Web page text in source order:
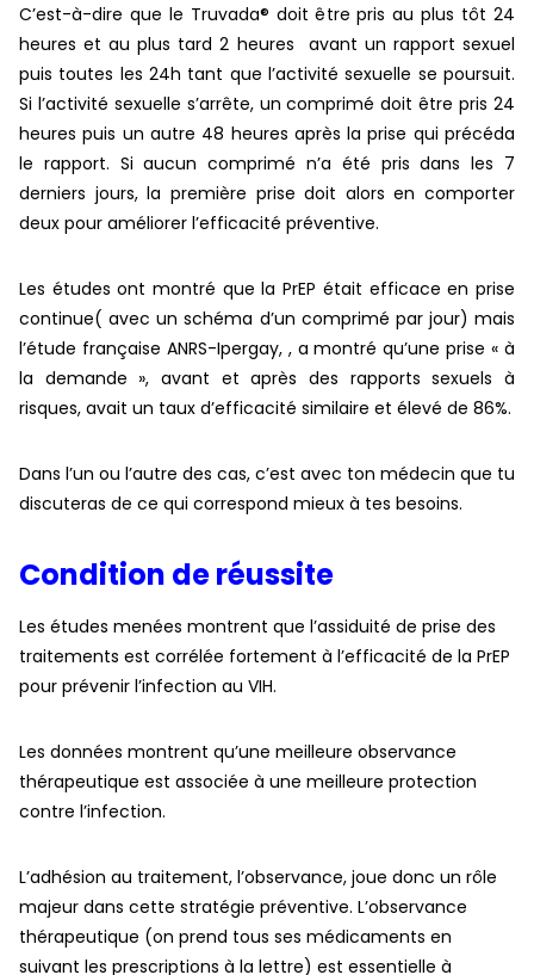
C’est-à-dire que le Truvada® doit être pris au plus tôt 24
heures et au plus tard 2 heures avant un rapport sexuel
puis toutes les 24h tant que l’activité sexuelle se poursuit.
Si l’activité sexuelle s’arrête, un comprimé doit être pris 24
heures puis un autre 48 heures après la prise qui précéda
le rapport. Si aucun comprimé n’a été pris dans les 7
derniers jours, la première prise doit alors en comporter
deux pour améliorer l’efficacité préventive.
Les études ont montré que la PrEP était efficace en prise
continue( avec un schéma d’un comprimé par jour) mais
l’étude française ANRS-Ipergay, , a montré qu’une prise « à
la demande », avant et après des rapports sexuels à
risques, avait un taux d’efficacité similaire et élevé de 86%.
Dans l’un ou l’autre des cas, c’est avec ton médecin que tu
discuteras de ce qui correspond mieux à tes besoins.
Condition de réussite
Les études menées montrent que l’assiduité de prise des
traitements est corrélée fortement à l’efficacité de la PrEP
pour prévenir l’infection au VIH.
Les données montrent qu’une meilleure observance
thérapeutique est associée à une meilleure protection
contre l’infection.
L’adhésion au traitement, l’observance, joue donc un rôle
majeur dans cette stratégie préventive. L’observance
thérapeutique (on prend tous ses médicaments en
suivant les prescriptions à la lettre) est essentielle à